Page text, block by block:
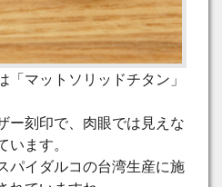
マットソリッドチタン」
ー刻印で、肉眼では見えな
ます。
パイダルコの台湾生産に施